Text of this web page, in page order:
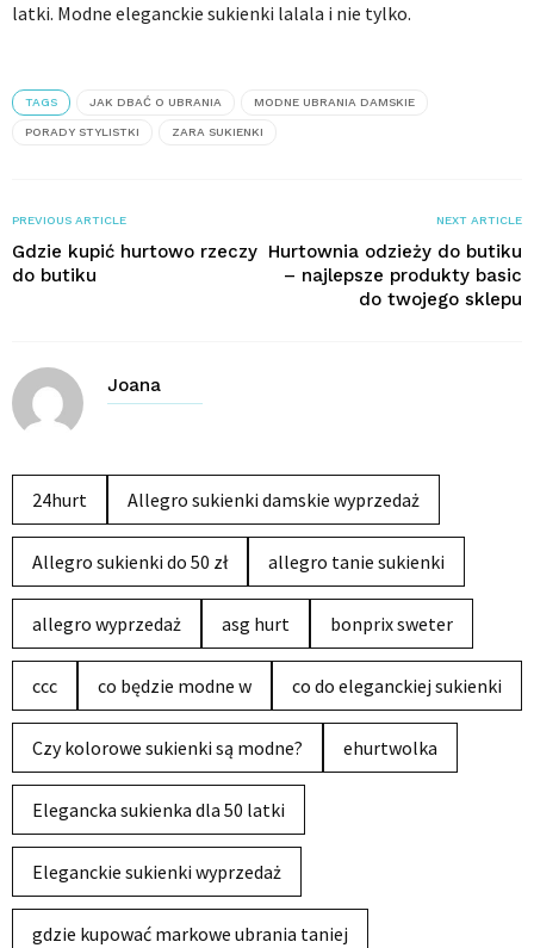
latki. Modne eleganckie sukienki lalala i nie tylko.
TAGS JAK DBAĆ O UBRANIA MODNE UBRANIA DAMSKIE
PORADY STYLISTKI ZARA SUKIENKI
PREVIOUS ARTICLE
Gdzie kupić hurtowo rzeczy
do butiku
NEXT ARTICLE
Hurtownia odzieży do butiku
– najlepsze produkty basic
do twojego sklepu
Joana
24hurt Allegro sukienki damskie wyprzedaż
Allegro sukienki do 50 zł allegro tanie sukienki
allegro wyprzedaż asg hurt bonprix sweter
ccc co będzie modne w co do eleganckiej sukienki
Czy kolorowe sukienki są modne? ehurtwolka
Elegancka sukienka dla 50 latki
Eleganckie sukienki wyprzedaż
gdzie kupować markowe ubrania taniej